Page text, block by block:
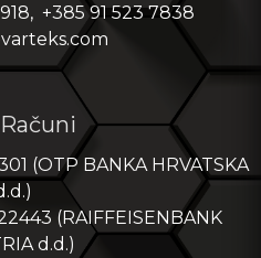
+385 91 523 7838
(OTP BANKA HRVATSKA
(RAIFFEISENBANK
d.d.)